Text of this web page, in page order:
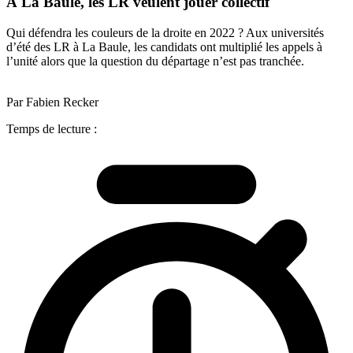
Qui défendra les couleurs de la droite en 2022 ? Aux universités
d’été des LR à La Baule, les candidats ont multiplié les appels à
l’unité alors que la question du départage n’est pas tranchée.
Par Fabien Recker
Temps de lecture :